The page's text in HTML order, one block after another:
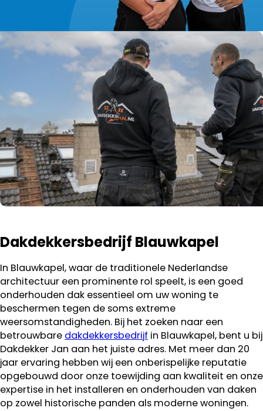
Dakdekkersbedrijf Blauwkapel
In Blauwkapel, waar de traditionele Nederlandse
architectuur een prominente rol speelt, is een goed
onderhouden dak essentieel om uw woning te
beschermen tegen de soms extreme
weersomstandigheden. Bij het zoeken naar een
betrouwbare dakdekkersbedrijf in Blauwkapel, bent u bij
Dakdekker Jan aan het juiste adres. Met meer dan 20
jaar ervaring hebben wij een onberispelijke reputatie
opgebouwd door onze toewijding aan kwaliteit en onze
expertise in het installeren en onderhouden van daken
op zowel historische panden als moderne woningen.